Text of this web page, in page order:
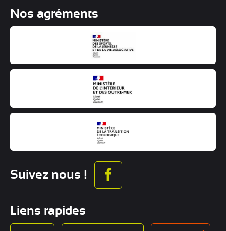
Nos agréments
Suivez nous !
Liens rapides